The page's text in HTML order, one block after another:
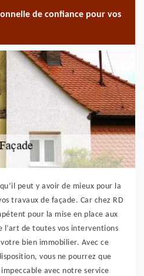
de confiance pour vos
peut y avoir de mieux pour la
travaux de façade. Car chez RD
pour la mise en place aux
l’art de toutes vos interventions
bien immobilier. Avec ce
vous ne pourrez que
avec notre service